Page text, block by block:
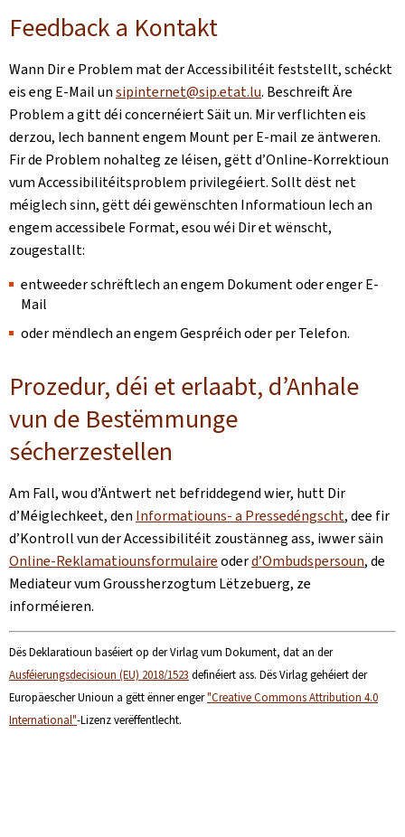
Feedback a Kontakt
Wann Dir e Problem mat der Accessibilitéit feststellt, schéckt
eis eng E-Mail unsipinternet@sip.etat.lu. Beschreift Äre
Problem a gitt déi concernéiert Säit un. Mir verflichten eis
derzou, Iech bannent engem Mount per E-mail ze äntweren.
Fir de Problem nohalteg ze léisen, gëtt d’Online-Korrektioun
vum Accessibilitéitsproblem privilegéiert. Sollt dëst net
méiglech sinn, gëtt déi gewënschten Informatioun Iech an
engem accessibele Format, esou wéi Dir et wënscht,
zougestallt:
entweeder schrëftlech an engem Dokument oder enger E-
Mail
oder mëndlech an engem Gespréich oder per Telefon.
Prozedur, déi et erlaabt, d’Anhale
vun de Bestëmmunge
sécherzestellen
Am Fall, wou d’Äntwert net befriddegend wier, hutt Dir
d’Méiglechkeet, den Informatiouns- a Pressedéngscht, dee fir
d’Kontroll vun der Accessibilitéit zoustänneg ass, iwwer säin
Online-Reklamatiounsformulaireoderd’Ombudspersoun, de
Mediateur vum Groussherzogtum Lëtzebuerg, ze
informéieren.
Dës Deklaratioun baséiert op der Virlag vum Dokument, dat an der
Ausféierungsdecisioun (EU) 2018/1523 definéiert ass. Dës Virlag gehéiert der
Europäescher Unioun a gëtt ënner enger"Creative Commons Attribution 4.0
International"-Lizenz verëffentlecht.